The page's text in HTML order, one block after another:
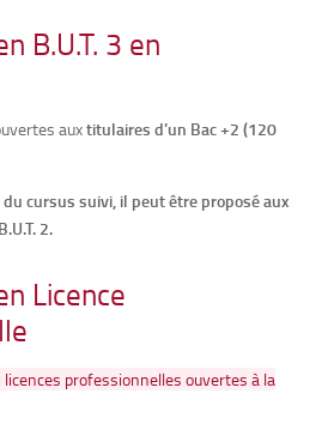
B.U.T. 3 en
auxtitulaires d’un Bac +2 (120
cursus suivi, il peut être proposé aux
2.
Licence
licences professionnelles ouvertes à la